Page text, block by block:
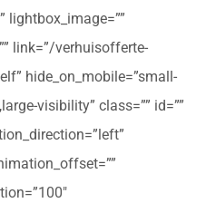
lightbox_image=””
link=”/verhuisofferte-
hide_on_mobile=”small-
visibility” class=”” id=””